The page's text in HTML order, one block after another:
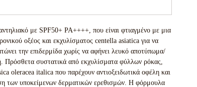
με SPF50+ PA++++, που είναι φτιαγμένο με μια
οξέος και εκχυλίσματος centella asiatica για να
την επιδερμίδα χωρίς να αφήνει λευκό αποτύπωμα/
Πρόσθετα συστατικά από εκχυλίσματα φύλλων ρόκας,
oleracea italica που παρέχουν αντιοξειδωτικά οφέλη και
των υποκείμενων δερματικών ερεθισμών. Η φόρμουλα